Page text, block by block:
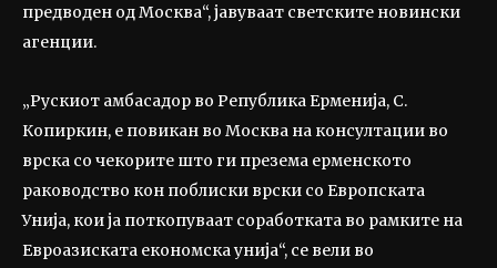
предводен од Москва“, јавуваат светските новински
агенции.
„Рускиот амбасадор во Република Ерменија, С.
Копиркин, е повикан во Москва на консултации во
врска со чекорите што ги презема ерменското
раководство кон поблиски врски со Европската
Унија, кои ја поткопуваат соработката во рамките на
Евроазиската економска унија“, се вели во